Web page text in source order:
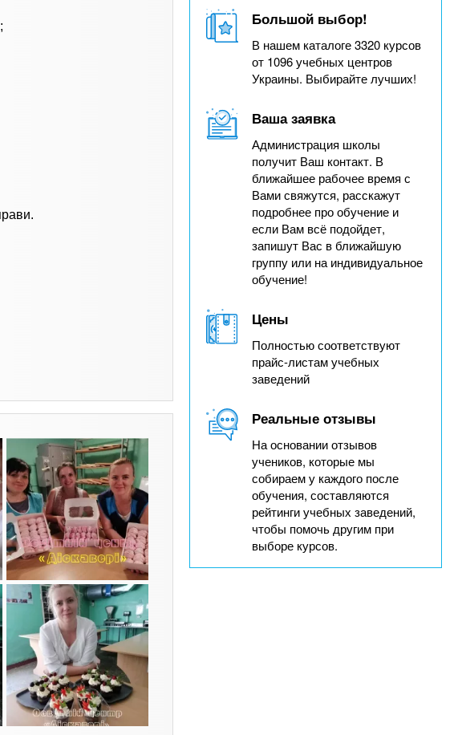
Большой выбор!
В нашем каталоге 3320 курсов
от 1096 учебных центров
Украины. Выбирайте лучших!
Ваша заявка
Администрация школы
получит Ваш контакт. В
ближайшее рабочее время с
Вами свяжутся, расскажут
подробнее про обучение и
если Вам всё подойдет,
запишут Вас в ближайшую
группу или на индивидуальное
обучение!
Цены
Полностью соответствуют
прайс-листам учебных
заведений
Реальные отзывы
На основании отзывов
учеников, которые мы
собираем у каждого после
обучения, составляются
рейтинги учебных заведений,
чтобы помочь другим при
выборе курсов.